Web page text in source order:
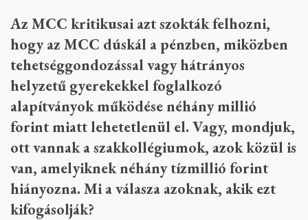
Az MCC kritikusai azt szokták felhozni,
hogy az MCC dúskál a pénzben, miközben
tehetséggondozással vagy hátrányos
helyzetű gyerekekkel foglalkozó
alapítványok működése néhány millió
forint miatt lehetetlenül el. Vagy, mondjuk,
ott vannak a szakkollégiumok, azok közül is
van, amelyiknek néhány tízmillió forint
hiányozna. Mi a válasza azoknak, akik ezt
kifogásolják?